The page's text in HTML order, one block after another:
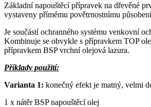
Základní napouštěcí přípravek na dřevěné
vystaveny přímému povětrnostnímu
Je součástí ochranného systému venkovní
Kombinuje se obvykle s přípravkem TOP
přípravkem BSP vrchní olejová lazura.
Příklady použití:
Varianta 1: konečný efekt je matný, velmi
1 x nátěr BSP napouštěcí olej